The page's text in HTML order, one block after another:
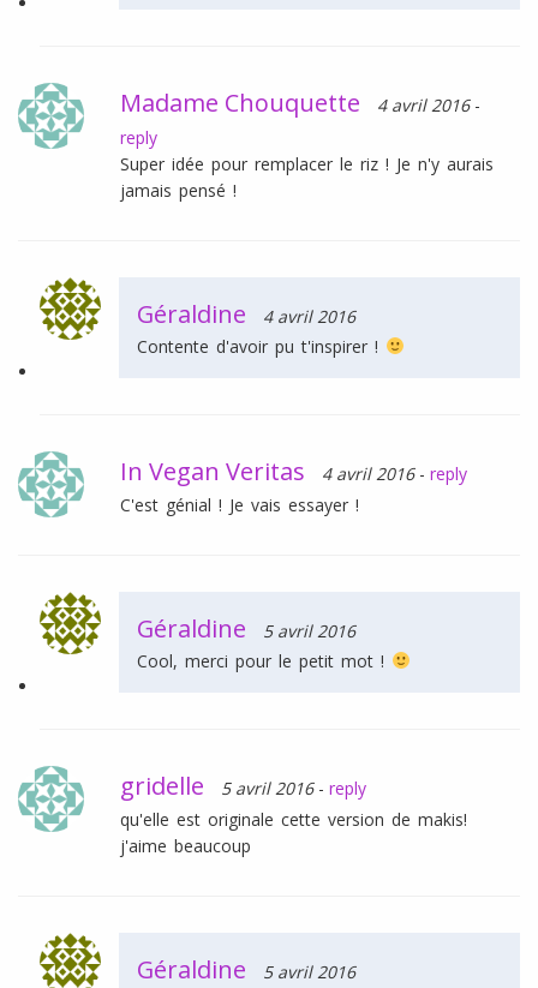
Madame Chouquette 4 avril 2016 -
reply
Super idée pour remplacer le riz ! Je n'y aurais
jamais pensé !
Géraldine
4 avril 2016
Contente d'avoir pu t'inspirer !
In Vegan Veritas 4 avril 2016 - reply
C'est génial ! Je vais essayer !
Géraldine
5 avril 2016
Cool, merci pour le petit mot !
gridelle 5 avril 2016 - reply
qu'elle est originale cette version de makis!
j'aime beaucoup
Géraldine
5 avril 2016